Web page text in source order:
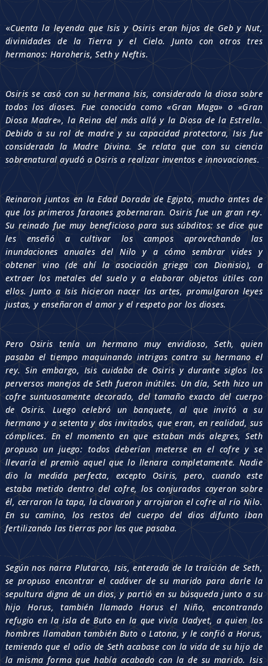
«Cuenta la leyenda que Isis y Osiris eran hijos de Geb y Nut,
divinidades de la Tierra y el Cielo. Junto con otros tres
hermanos: Haroheris, Seth y Neftis.
Osiris se casó con su hermana Isis, considerada la diosa sobre
todos los dioses. Fue conocida como «Gran Maga» o «Gran
Diosa Madre», la Reina del más allá y la Diosa de la Estrella.
Debido a su rol de madre y su capacidad protectora, Isis fue
considerada la Madre Divina. Se relata que con su ciencia
sobrenatural ayudó a Osiris a realizar inventos e innovaciones.
Reinaron juntos en la Edad Dorada de Egipto, mucho antes de
que los primeros faraones gobernaran. Osiris fue un gran rey.
Su reinado fue muy beneficioso para sus súbditos: se dice que
les enseñó a cultivar los campos aprovechando las
inundaciones anuales del Nilo y a cómo sembrar vides y
obtener vino (de ahí la asociación griega con Dionisio), a
extraer los metales del suelo y a elaborar objetos útiles con
ellos. Junto a Isis hicieron nacer las artes, promulgaron leyes
justas, y enseñaron el amor y el respeto por los dioses.
Pero Osiris tenía un hermano muy envidioso, Seth, quien
pasaba el tiempo maquinando intrigas contra su hermano el
rey. Sin embargo, Isis cuidaba de Osiris y durante siglos los
perversos manejos de Seth fueron inútiles. Un día, Seth hizo un
cofre suntuosamente decorado, del tamaño exacto del cuerpo
de Osiris. Luego celebró un banquete, al que invitó a su
hermano y a setenta y dos invitados, que eran, en realidad, sus
cómplices. En el momento en que estaban más alegres, Seth
propuso un juego: todos deberían meterse en el cofre y se
llevaría el premio aquel que lo llenara completamente. Nadie
dio la medida perfecta, excepto Osiris, pero, cuando este
estaba metido dentro del cofre, los conjurados cayeron sobre
él, cerraron la tapa, la clavaron y arrojaron el cofre al río Nilo.
En su camino, los restos del cuerpo del dios difunto iban
fertilizando las tierras por las que pasaba.
Según nos narra Plutarco, Isis, enterada de la traición de Seth,
se propuso encontrar el cadáver de su marido para darle la
sepultura digna de un dios, y partió en su búsqueda junto a su
hijo Horus, también llamado Horus el Niño, encontrando
refugio en la isla de Buto en la que vivía Uadyet, a quien los
hombres llamaban también Buto o Latona, y le confió a Horus,
temiendo que el odio de Seth acabase con la vida de su hijo de
la misma forma que había acabado con la de su marido. Isis